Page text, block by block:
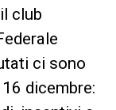
club
ci sono
dicembre: